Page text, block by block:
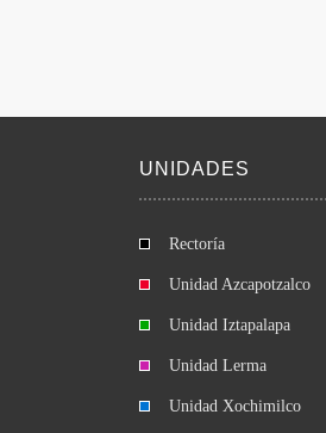
UNIDADES
Rectoría
Unidad Azcapotzalco
Unidad Iztapalapa
Unidad Lerma
Unidad Xochimilco